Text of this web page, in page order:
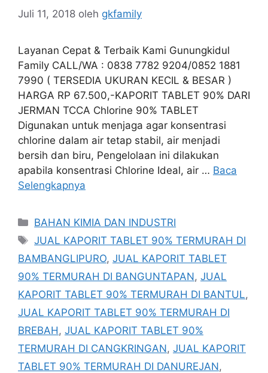
Juli 11, 2018 oleh gkfamily
Layanan Cepat & Terbaik Kami Gunungkidul
Family CALL/WA : 0838 7782 9204/0852 1881
7990 ( TERSEDIA UKURAN KECIL & BESAR )
HARGA RP 67.500,-KAPORIT TABLET 90% DARI
JERMAN TCCA Chlorine 90% TABLET
Digunakan untuk menjaga agar konsentrasi
chlorine dalam air tetap stabil, air menjadi
bersih dan biru, Pengelolaan ini dilakukan
apabila konsentrasi Chlorine Ideal, air … Baca
Selengkapnya
Kategori
BAHAN KIMIA DAN INDUSTRI
Tag
JUAL KAPORIT TABLET 90% TERMURAH DI
BAMBANGLIPURO, JUAL KAPORIT TABLET
90% TERMURAH DI BANGUNTAPAN, JUAL
KAPORIT TABLET 90% TERMURAH DI BANTUL,
JUAL KAPORIT TABLET 90% TERMURAH DI
BREBAH , JUAL KAPORIT TABLET 90%
TERMURAH DI CANGKRINGAN, JUAL KAPORIT
TABLET 90% TERMURAH DI DANUREJAN,